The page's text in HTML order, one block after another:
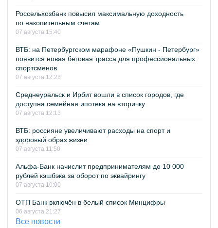
Россельхозбанк повысил максимальную доходность
по накопительным счетам
07 августа 15:40
ВТБ: на Петербургском марафоне «Пушкин - Петербург»
появится новая беговая трасса для профессиональных
спортсменов
07 августа 12:28
Среднеуральск и Ирбит вошли в список городов, где
доступна семейная ипотека на вторичку
07 августа 12:13
ВТБ: россияне увеличивают расходы на спорт и
здоровый образ жизни
07 августа 11:50
Альфа-Банк начислит предпринимателям до 10 000
рублей кэшбэка за оборот по эквайрингу
07 августа 10:00
ОТП Банк включён в белый список Минцифры
06 августа 21:27
Все новости